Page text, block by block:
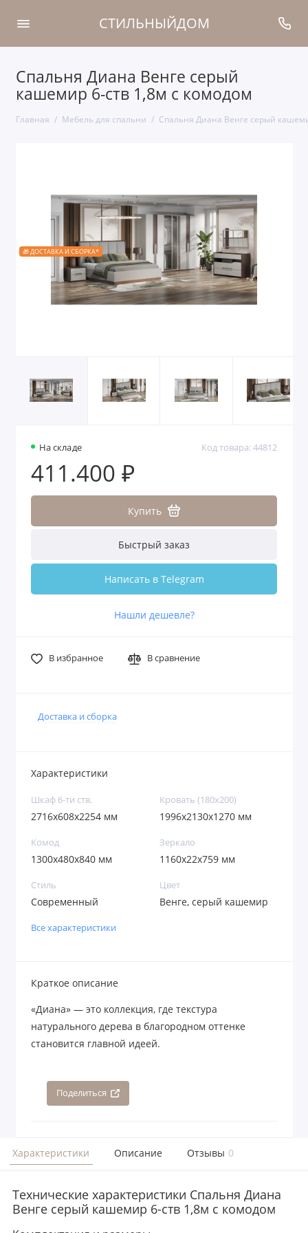
СТИЛЬНЫЙДОМ
Спальня Диана Венге серый
кашемир 6-ств 1,8м с комодом
Главная Мебель для спальни Спальня Диана Венге серый
🎁 ДОСТАВКА И СБОРКА*
На складе Код товара: 44812
411.400 ₽
Купить
Быстрый заказ
Написать в Telegram
Нашли дешевле?
В избранное В сравнение
Доставка и сборка
Характеристики
Шкаф 6-ти ств.
2716х608х2254 мм
Кровать (180х200)
1996х2130х1270 мм
Комод
1300х480х840 мм
Зеркало
1160х22х759 мм
Стиль
Современный
Цвет
Венге, серый кашемир
Все характеристики
Краткое описание
«Диана» — это коллекция, где текстура
натурального дерева в благородном оттенке
становится главной идеей.
Поделиться
Характеристики Описание Отзывы 0
Технические характеристики Спальня Диана
Венге серый кашемир 6-ств 1,8м с комодом